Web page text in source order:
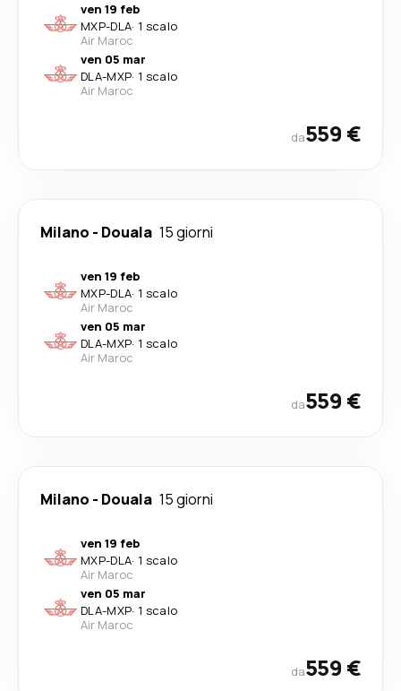
ven 19 feb
MXP-DLA· 1 scalo
Air Maroc
ven 05 mar
DLA-MXP· 1 scalo
Air Maroc
da559 €
Milano - Douala 15 giorni
ven 19 feb
MXP-DLA· 1 scalo
Air Maroc
ven 05 mar
DLA-MXP· 1 scalo
Air Maroc
da559 €
Milano - Douala 15 giorni
ven 19 feb
MXP-DLA· 1 scalo
Air Maroc
ven 05 mar
DLA-MXP· 1 scalo
Air Maroc
da559 €